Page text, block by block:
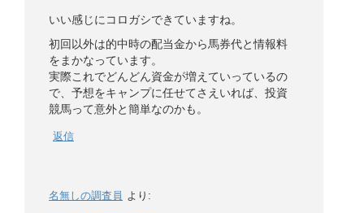
いい感じにコロガシできていますね。
初回以外は的中時の配当金から馬券代と情報料
をまかなっています。
実際これでどんどん資金が増えていっているの
で、予想をキャンプに任せてさえいれば、投資
競馬って意外と簡単なのかも。
返信
名無しの調査員 より: